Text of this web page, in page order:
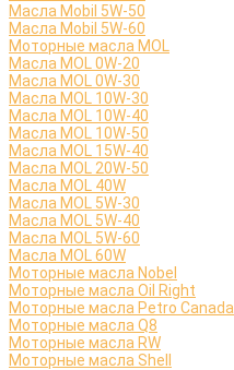
Масла Mobil 5W-50
Масла Mobil 5W-60
Моторные масла MOL
Масла MOL 0W-20
Масла MOL 0W-30
Масла MOL 10W-30
Масла MOL 10W-40
Масла MOL 10W-50
Масла MOL 15W-40
Масла MOL 20W-50
Масла MOL 40W
Масла MOL 5W-30
Масла MOL 5W-40
Масла MOL 5W-60
Масла MOL 60W
Моторные масла Nobel
Моторные масла Oil Right
Моторные масла Petro Canada
Моторные масла Q8
Моторные масла RW
Моторные масла Shell